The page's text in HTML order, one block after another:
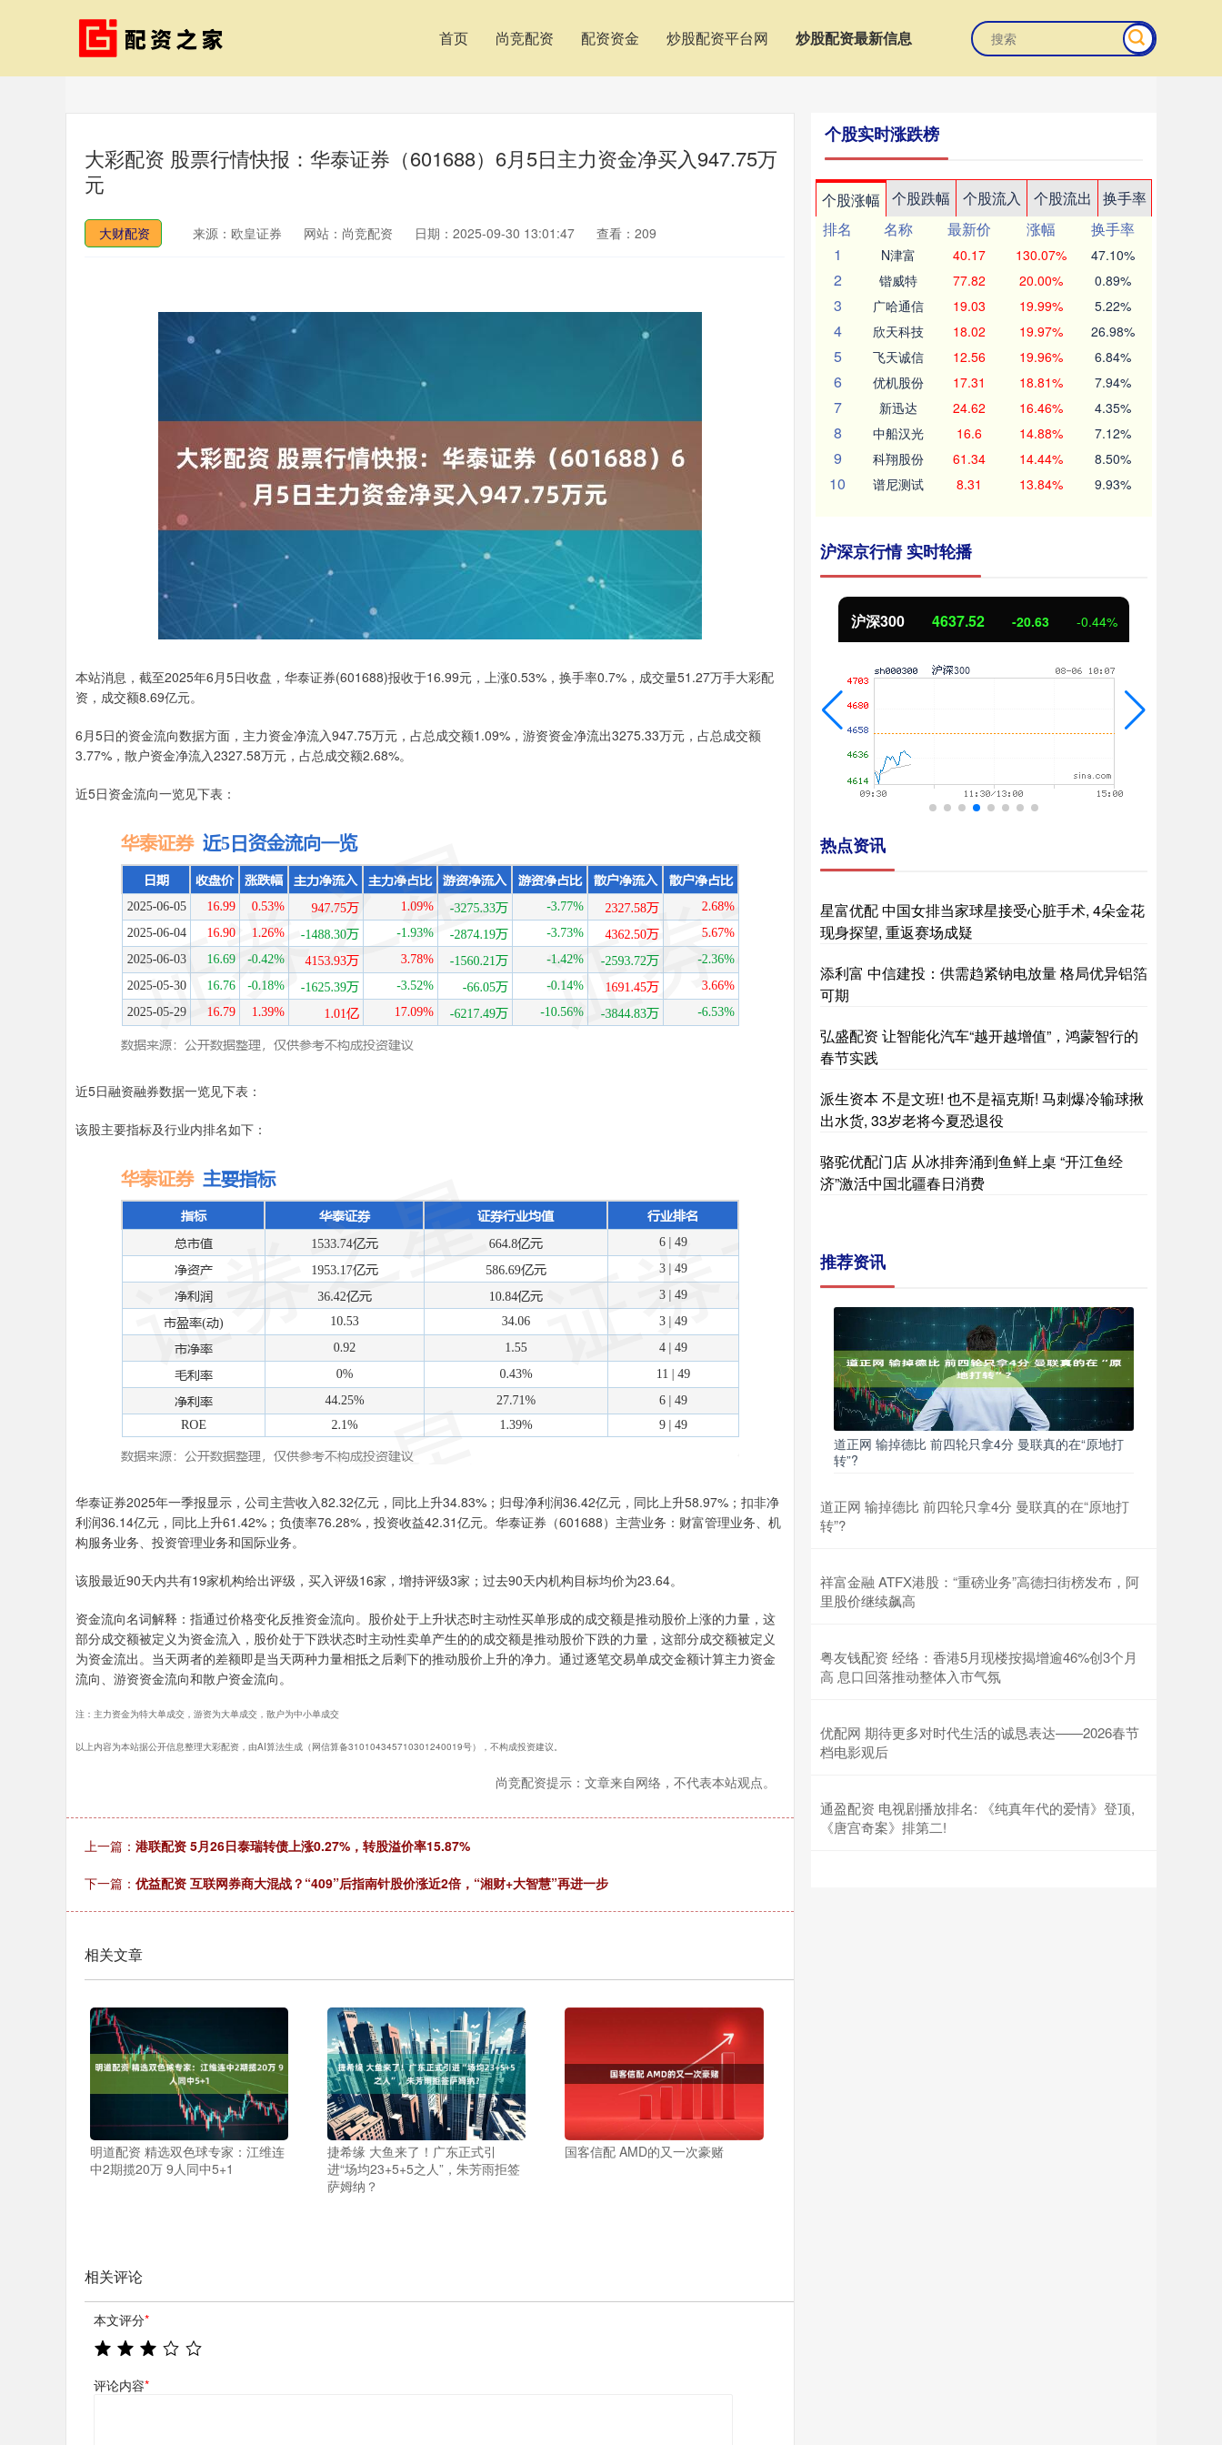
首页 尚竞配资 配资资金 炒股配资平台网 炒股配资最新信息
大彩配资 股票行情快报：华泰证券（601688）6月5日主力资金净买入947.75万
元
大财配资 来源：欧皇证券 网站：尚竞配资 日期：2025-09-30 13:01:47 查看：209
本站消息，截至2025年6月5日收盘，华泰证券(601688)报收于16.99元，上涨0.53%，换手率0.7%，成交量51.27万手大彩配
资，成交额8.69亿元。
6月5日的资金流向数据方面，主力资金净流入947.75万元，占总成交额1.09%，游资资金净流出3275.33万元，占总成交额
3.77%，散户资金净流入2327.58万元，占总成交额2.68%。
近5日资金流向一览见下表：
近5日融资融券数据一览见下表：
该股主要指标及行业内排名如下：
华泰证券2025年一季报显示，公司主营收入82.32亿元，同比上升34.83%；归母净利润36.42亿元，同比上升58.97%；扣非净
利润36.14亿元，同比上升61.42%；负债率76.28%，投资收益42.31亿元。华泰证券（601688）主营业务：财富管理业务、机
构服务业务、投资管理业务和国际业务。
该股最近90天内共有19家机构给出评级，买入评级16家，增持评级3家；过去90天内机构目标均价为23.64。
资金流向名词解释：指通过价格变化反推资金流向。股价处于上升状态时主动性买单形成的成交额是推动股价上涨的力量，这
部分成交额被定义为资金流入，股价处于下跌状态时主动性卖单产生的的成交额是推动股价下跌的力量，这部分成交额被定义
为资金流出。当天两者的差额即是当天两种力量相抵之后剩下的推动股价上升的净力。通过逐笔交易单成交金额计算主力资金
流向、游资资金流向和散户资金流向。
注：主力资金为特大单成交，游资为大单成交，散户为中小单成交
以上内容为本站据公开信息整理大彩配资，由AI算法生成（网信算备310104345710301240019号），不构成投资建议。
尚竞配资提示：文章来自网络，不代表本站观点。
上一篇： 港联配资 5月26日泰瑞转债上涨0.27%，转股溢价率15.87%
下一篇： 优益配资 互联网券商大混战？“409”后指南针股价涨近2倍，“湘财+大智慧”再进一步
相关文章
明道配资 精选双色球专家：江维连
中2期揽20万 9人同中5+1
捷希缘 大鱼来了！广东正式引
进“场均23+5+5之人”，朱芳雨拒签
萨姆纳？
国客信配 AMD的又一次豪赌
相关评论
本文评分*
评论内容*
个股实时涨跌榜
个股涨幅 个股跌幅 个股流入 个股流出
换手率
排名
名称 最新价 涨幅
换手率
1
N津富 40.17 130.07% 47.10%
2 锴威特 77.82 20.00% 0.89%
3 广哈通信 19.03 19.99% 5.22%
4 欣天科技 18.02 19.97% 26.98%
5 飞天诚信 12.56 19.96% 6.84%
6 优机股份 17.31 18.81% 7.94%
7 新迅达 24.62 16.46% 4.35%
8 中船汉光 16.6 14.88% 7.12%
9 科翔股份 61.34 14.44% 8.50%
10 谱尼测试 8.31 13.84% 9.93%
沪深京行情 实时轮播
14081.61 4637.52 -20.63 北证50 1122.04 2.58 0.23%
热点资讯
星富优配 中国女排当家球星接受心脏手术, 4朵金花
现身探望, 重返赛场成疑
添利富 中信建投：供需趋紧钠电放量 格局优异铝箔
可期
弘盛配资 让智能化汽车“越开越增值”，鸿蒙智行的
春节实践
派生资本 不是文班! 也不是福克斯! 马刺爆冷输球揪
出水货, 33岁老将今夏恐退役
骆驼优配门店 从冰排奔涌到鱼鲜上桌 “开江鱼经
济”激活中国北疆春日消费
推荐资讯
道正网 输掉德比 前四轮只拿4分 曼联真的在“原地打
转”?
道正网 输掉德比 前四轮只拿4分 曼联真的在“原地打
转”?
祥富金融 ATFX港股：“重磅业务”高德扫街榜发布，阿
里股价继续飙高
粤友钱配资 经络：香港5月现楼按揭增逾46%创3个月
高 息口回落推动整体入市气氛
优配网 期待更多对时代生活的诚恳表达——2026春节
档电影观后
通盈配资 电视剧播放排名: 《纯真年代的爱情》登顶,
《唐宫奇案》排第二!